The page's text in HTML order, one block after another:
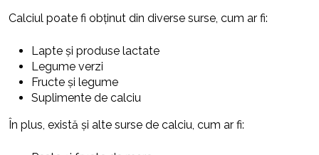
Calciul poate fi obținut din diverse surse, cum ar fi:
Lapte și produse lactate
Legume verzi
Fructe și legume
Suplimente de calciu
În plus, există și alte surse de calciu, cum ar fi: